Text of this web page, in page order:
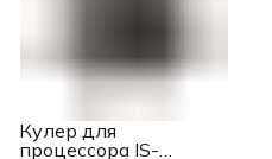
Кулер для
процессора IS-